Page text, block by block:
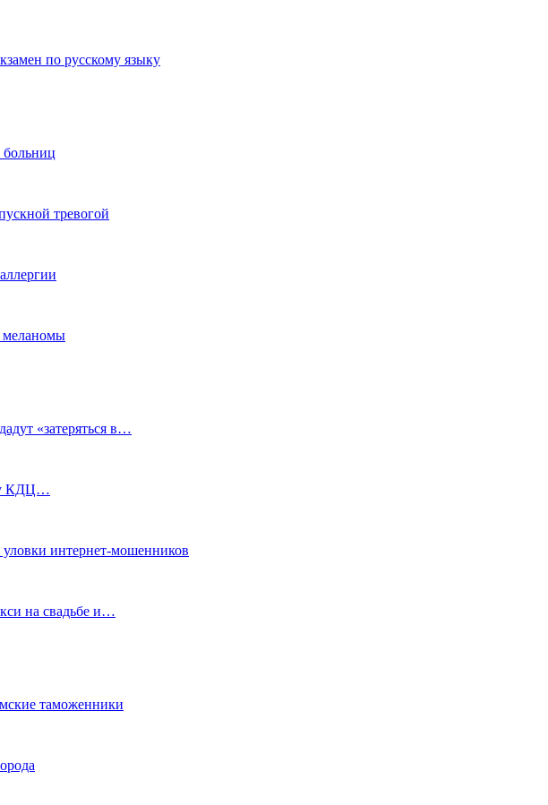
по русскому языку
тревогой
меланомы
«затеряться в…
у КДЦ…
интернет-мошенников
на свадьбе и…
таможенники